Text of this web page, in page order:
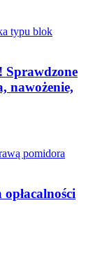
Sprawdzone
nawożenie,